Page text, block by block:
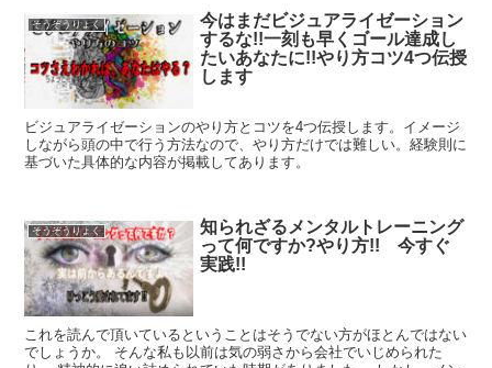
そうぞうりょく
今はまだビジュアライゼーション
するな!!一刻も早くゴール達成し
たいあなたに!!やり方コツ4つ伝授
します
ビジュアライゼーションのやり方とコツを4つ伝授します。イメージ
しながら頭の中で行う方法なので、やり方だけでは難しい。経験則に
基づいた具体的な内容が掲載してあります。
そうぞうりょく
知られざるメンタルトレーニング
って何ですか?やり方!! 今すぐ
実践!!
これを読んで頂いているということはそうでない方がほとんではない
でしょうか。 そんな私も以前は気の弱さから会社でいじめられた